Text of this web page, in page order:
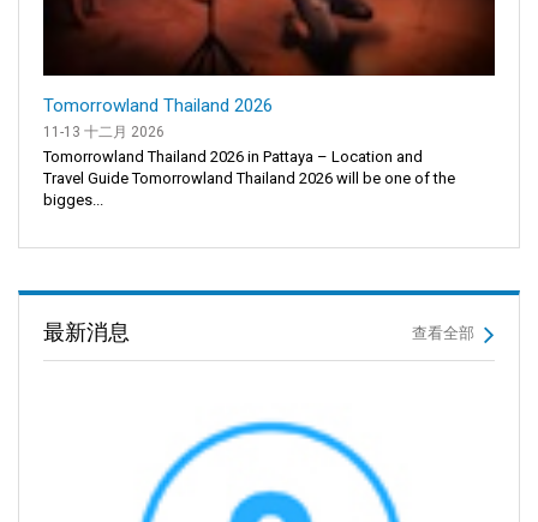
Tomorrowland Thailand 2026
11-13 十二月 2026
Tomorrowland Thailand 2026 in Pattaya – Location and
Travel Guide Tomorrowland Thailand 2026 will be one of the
bigges...
最新消息 查看全部